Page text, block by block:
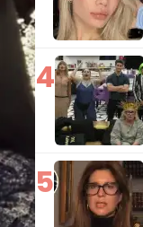
4
5